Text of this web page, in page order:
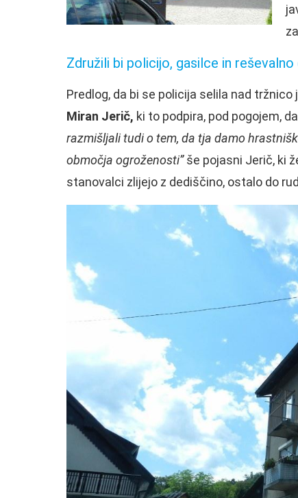
Združili bi policijo, gasilce in
Predlog, da bi se policija selila nad
Miran Jerič, ki to podpira, pod pogojem,
razmišljali tudi o tem, da tja damo
območja ogroženosti”še pojasni Jerič, ki
stanovalci zlijejo z dediščino, ostalo do